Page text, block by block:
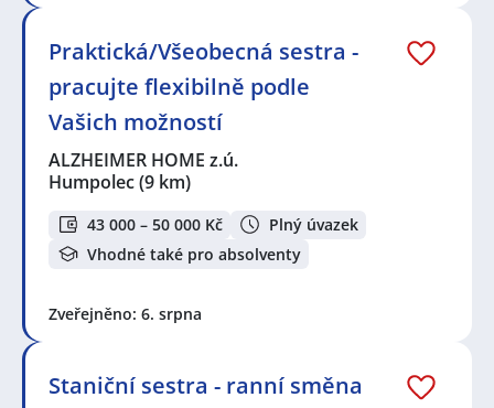
Praktická/Všeobecná sestra -
pracujte flexibilně podle
Vašich možností
ALZHEIMER HOME z.ú.
Humpolec(9 km)
43 000 – 50 000 Kč
Plný úvazek
Vhodné také pro absolventy
Zveřejněno: 6. srpna
Staniční sestra - ranní směna